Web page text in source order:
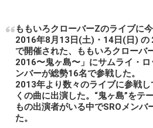
ももいろクローバーZのライブに
2016年8月13日(土)・14日(日) の
で開催された、ももいろクローバ
2016〜鬼ヶ島〜」にサムライ・
ンバーが総勢16名で参戦した。
2013年より数々のライブに参戦
くの曲に出演した。“鬼ヶ島”をテ
もの出演者がいる中でSROメンバ
た。